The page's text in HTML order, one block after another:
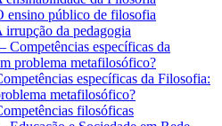
ensino público de filosofia
irrupção da pedagogia
Competências específicas da
problema metafilosófico?
específicas da Filosofia:
metafilosófico?
filosóficas